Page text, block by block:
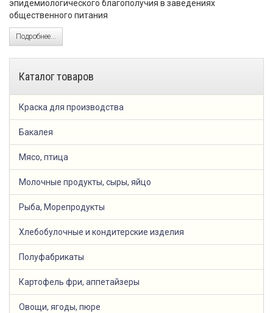
эпидемиологического благополучия в заведениях
общественного питания
Подробнее...
Каталог товаров
Краска для производства
Бакалея
Мясо, птица
Молочные продукты, сыры, яйцо
Рыба, Морепродукты
Хлебобулочные и кондитерские изделия
Полуфабрикаты
Картофель фри, аппетайзеры
Овощи, ягоды, пюре